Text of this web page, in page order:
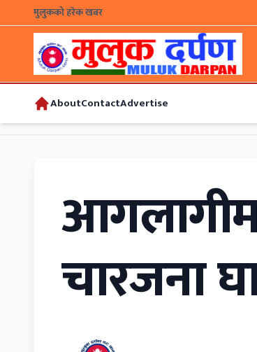
मुलुकको हरेक खबर
AboutContactAdvertise
चारजना